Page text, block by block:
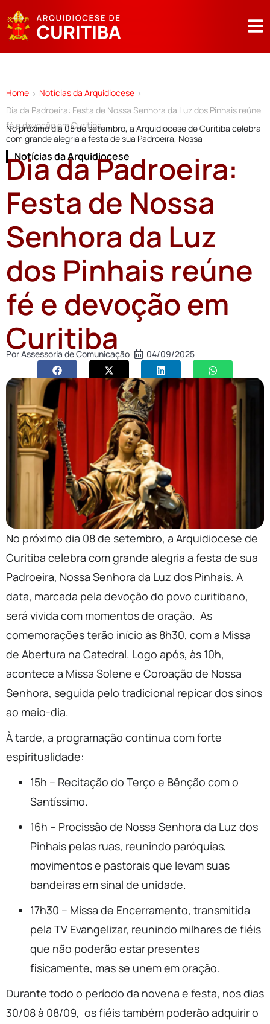
Home > Notícias da Arquidiocese >
Dia da Padroeira: Festa de Nossa Senhora da Luz dos Pinhais reúne
fé e devoção em Curitiba
No próximo dia 08 de setembro, a Arquidiocese de Curitiba celebra
com grande alegria a festa de sua Padroeira, Nossa
Notícias da Arquidiocese
Dia da Padroeira:
Festa de Nossa
Senhora da Luz
dos Pinhais reúne
fé e devoção em
Curitiba
PorAssessoria de Comunicação 04/09/2025
No próximo dia 08 de setembro, a Arquidiocese de
Curitiba celebra com grande alegria a festa de sua
Padroeira, Nossa Senhora da Luz dos Pinhais. A
data, marcada pela devoção do povo curitibano,
será vivida com momentos de oração. As
comemorações terão início às 8h30, com a Missa
de Abertura na Catedral. Logo após, às 10h,
acontece a Missa Solene e Coroação de Nossa
Senhora, seguida pelo tradicional repicar dos sinos
ao meio-dia.
À tarde, a programação continua com forte
espiritualidade:
15h – Recitação do Terço e Bênção com o
Santíssimo.
16h – Procissão de Nossa Senhora da Luz dos
Pinhais pelas ruas, reunindo paróquias,
movimentos e pastorais que levam suas
bandeiras em sinal de unidade.
17h30 – Missa de Encerramento, transmitida
pela TV Evangelizar, reunindo milhares de fiéis
que não poderão estar presentes
fisicamente, mas se unem em oração.
Durante todo o período da novena e festa, nos dias
30/08 à 08/09, os fiéis também poderão adquirir o